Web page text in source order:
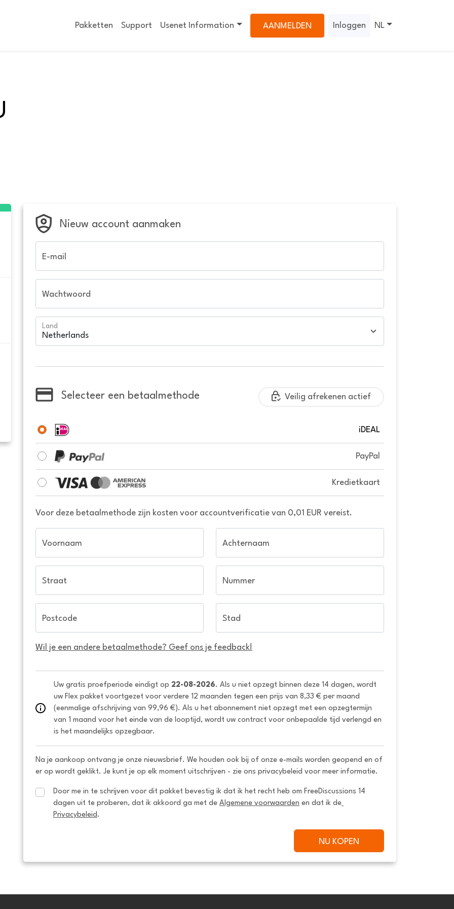
Pakketten Support Usenet Information AANMELDEN Inloggen NL
Nieuw account aanmaken
E-mail
Wachtwoord
Land
Selecteer een betaalmethode Veilig afrekenen actief
iDEAL
PayPal
Kredietkaart
Voor deze betaalmethode zijn kosten voor accountverificatie van 0,01 EUR vereist.
Voornaam Achternaam
Straat Nummer
Postcode Stad
Wil je een andere betaalmethode? Geef ons je feedback!
Uw gratis proefperiode eindigt op 22-08-2026. Als u niet opzegt binnen deze 14 dagen, wordt
uw Flex pakket voortgezet voor verdere 12 maanden tegen een prijs van 8,33 € per maand
(eenmalige afschrijving van 99,96 €). Als u het abonnement niet opzegt met een opzegtermijn
van 1 maand voor het einde van de looptijd, wordt uw contract voor onbepaalde tijd verlengd en
is het maandelijks opzegbaar.
Na je aankoop ontvang je onze nieuwsbrief. We houden ook bij of onze e-mails worden geopend en of
er op wordt geklikt. Je kunt je op elk moment uitschrijven - zie ons privacybeleid voor meer informatie.
Door me in te schrijven voor dit pakket bevestig ik dat ik het recht heb om FreeDiscussions 14
dagen uit te proberen, dat ik akkoord ga met de Algemene voorwaarden en dat ik de
Privacybeleid .
NU KOPEN